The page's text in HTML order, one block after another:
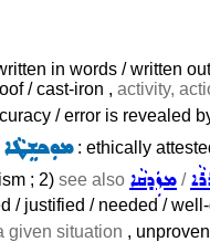
in words / written
/ cast-iron , activity,
/ error is revealed
ܡܘܼܟܫܸܛܵܐ: ethically
; 2) see also ܡܙܲܕܩܵܐ /
/ justified / needed /
given situation ,